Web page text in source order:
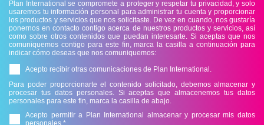
Plan International se compromete a proteger y respetar tu privacidad, y solo
usaremos tu información personal para administrar tu cuenta y proporcionar
los productos y servicios que nos solicitaste. De vez en cuando, nos gustaría
ponernos en contacto contigo acerca de nuestros productos y servicios, así
como sobre otros contenidos que puedan interesarte. Si aceptas que nos
comuniquemos contigo para este fin, marca la casilla a continuación para
indicar cómo deseas que nos comuniquemos:
Acepto recibir otras comunicaciones de Plan International.
Para poder proporcionarte el contenido solicitado, debemos almacenar y
procesar tus datos personales. Si aceptas que almacenemos tus datos
personales para este fin, marca la casilla de abajo.
Acepto permitir a Plan International almacenar y procesar mis datos
personales. *